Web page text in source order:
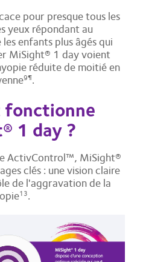
pour presque tous les
yeux répondant au
enfants plus âgés qui
MiSight® 1 day voient
réduite de moitié en
9¶.
fonctionne
1 day ?
ActivControl™, MiSight®
clés : une vision claire
de l'aggravation de la
13.